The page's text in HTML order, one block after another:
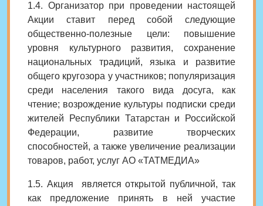
1.4. Организатор при проведении настоящей
Акции ставит перед собой следующие
общественно-полезные цели: повышение
уровня культурного развития, сохранение
национальных традиций, языка и развитие
общего кругозора у участников; популяризация
среди населения такого вида досуга, как
чтение; возрождение культуры подписки среди
жителей Республики Татарстан и Российской
Федерации, развитие творческих
способностей, а также увеличение реализации
товаров, работ, услуг АО «ТАТМЕДИА»
1.5. Акция является открытой публичной, так
как предложение принять в ней участие